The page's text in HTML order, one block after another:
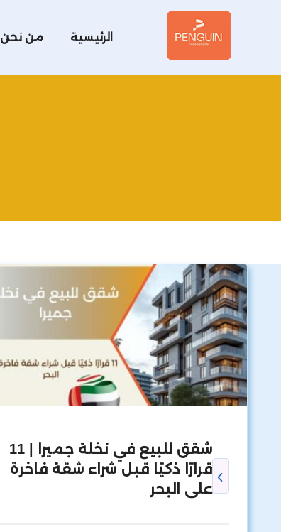
الرئيسية من نحن
شقق للبيع في نخلة جميرا | 11
قرارًا ذكيًا قبل شراء شقة فاخرة
على البحر